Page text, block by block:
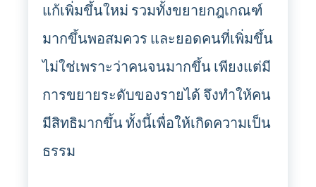
แก้เพิ่มขึ้นใหม่ รวมทั้งขยายกฎเกณฑ์
มากขึ้นพอสมควร และยอดคนที่เพิ่มขึ้น
ไม่ใช่เพราะว่าคนจนมากขึ้น เพียงแต่มี
การขยายระดับของรายได้ จึงทำให้คน
มีสิทธิมากขึ้น ทั้งนี้เพื่อให้เกิดความเป็น
ธรรม